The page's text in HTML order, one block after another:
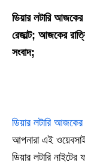
ডিয়ার লটারি আজকের
রেজাল্ট; আজকের
সংবাদ;
ডিয়ার লটারি আজকের
আপনারা এই
ডিয়ার লটারি